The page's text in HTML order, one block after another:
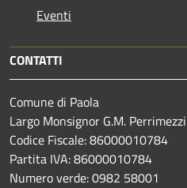
Eventi
CONTATTI
Comune di Paola
Largo Monsignor G.M.
Codice Fiscale: 86000010784
Partita IVA: 86000010784
Numero verde: 0982 58001